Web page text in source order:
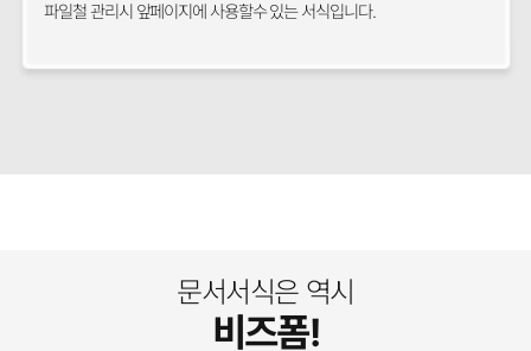
파일철 관리시 앞페이지에 사용할수 있는 서식입니다.
문서서식은 역시
비즈폼!